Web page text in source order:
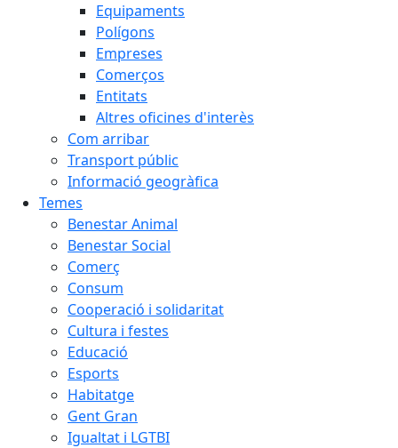
Equipaments
Polígons
Empreses
Comerços
Entitats
Altres oficines d'interès
Com arribar
Transport públic
Informació geogràfica
Temes
Benestar Animal
Benestar Social
Comerç
Consum
Cooperació i solidaritat
Cultura i festes
Educació
Esports
Habitatge
Gent Gran
Igualtat i LGTBI